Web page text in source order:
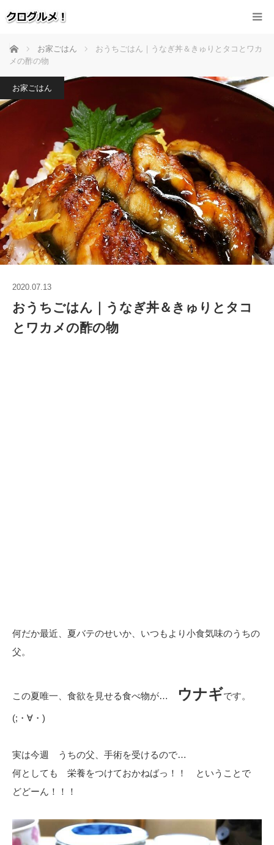
ホーム お家ごはん
おうちごはん｜うなぎ丼＆きゅりとタコとワカ
メの酢の物
お家ごはん
2020.07.13
おうちごはん｜うなぎ丼＆きゅりとタコ
とワカメの酢の物
何だか最近、夏バテのせいか、いつもより小食気味のうちの
父。
この夏唯一、食欲を見せる食べ物が… ウナギです。
(;・∀・)
実は今週 うちの父、手術を受けるので…
何としても 栄養をつけておかねばっ！！ ということで
どどーん！！！